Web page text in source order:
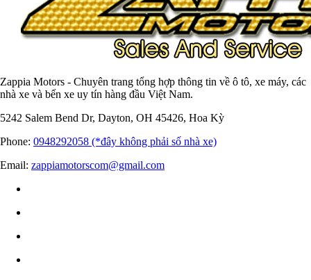
Zappia Motors - Chuyên trang tổng hợp thông tin về ô tô, xe máy, các
nhà xe và bến xe uy tín hàng đầu Việt Nam.
5242 Salem Bend Dr, Dayton, OH 45426, Hoa Kỳ
Phone: 0948292058 (*đây không phải số nhà xe)
Email: zappiamotorscom@gmail.com